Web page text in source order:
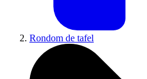
Rondom de tafel